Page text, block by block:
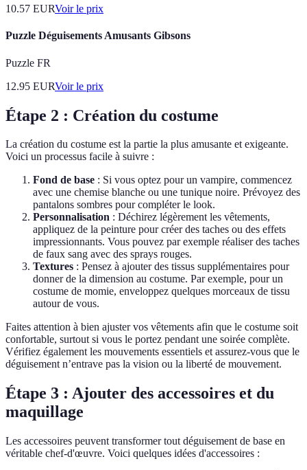
10.57 EURVoir le prix
Puzzle Déguisements Amusants Gibsons
Puzzle FR
12.95 EURVoir le prix
Étape 2 : Création du costume
La création du costume est la partie la plus amusante et exigeante.
Voici un processus facile à suivre :
Fond de base : Si vous optez pour un vampire, commencez
avec une chemise blanche ou une tunique noire. Prévoyez des
pantalons sombres pour compléter le look.
Personnalisation : Déchirez légèrement les vêtements,
appliquez de la peinture pour créer des taches ou des effets
impressionnants. Vous pouvez par exemple réaliser des taches
de faux sang avec des sprays rouges.
Textures : Pensez à ajouter des tissus supplémentaires pour
donner de la dimension au costume. Par exemple, pour un
costume de momie, enveloppez quelques morceaux de tissu
autour de vous.
Faites attention à bien ajuster vos vêtements afin que le costume soit
confortable, surtout si vous le portez pendant une soirée complète.
Vérifiez également les mouvements essentiels et assurez-vous que le
déguisement n’entrave pas la vision ou la liberté de mouvement.
Étape 3 : Ajouter des accessoires et du
maquillage
Les accessoires peuvent transformer tout déguisement de base en
véritable chef-d'œuvre. Voici quelques idées d'accessoires :